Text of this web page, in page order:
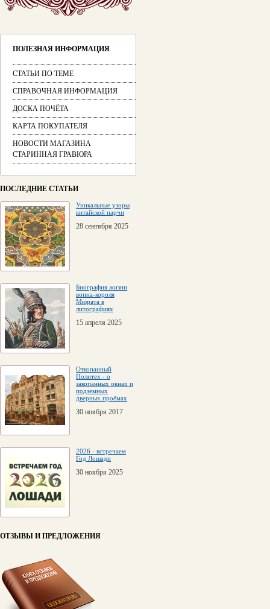
ПОЛЕЗНАЯ ИНФОРМАЦИЯ
СТАТЬИ ПО ТЕМЕ
СПРАВОЧНАЯ ИНФОРМАЦИЯ
ДОСКА ПОЧЁТА
КАРТА ПОКУПАТЕЛЯ
НОВОСТИ МАГАЗИНА
СТАРИННАЯ ГРАВЮРА
ПОСЛЕДНИЕ СТАТЬИ
Уникальные узоры
китайской парчи
28 сентября 2025
Биография жизни
воина-короля
Мюрата в
литографиях
15 апреля 2025
Откопанный
Политех - о
закопанных окнах и
подземных
дверных проёмах
30 ноября 2017
2026 - встречаем
Год Лошади
30 ноября 2025
ОТЗЫВЫ И ПРЕДЛОЖЕНИЯ